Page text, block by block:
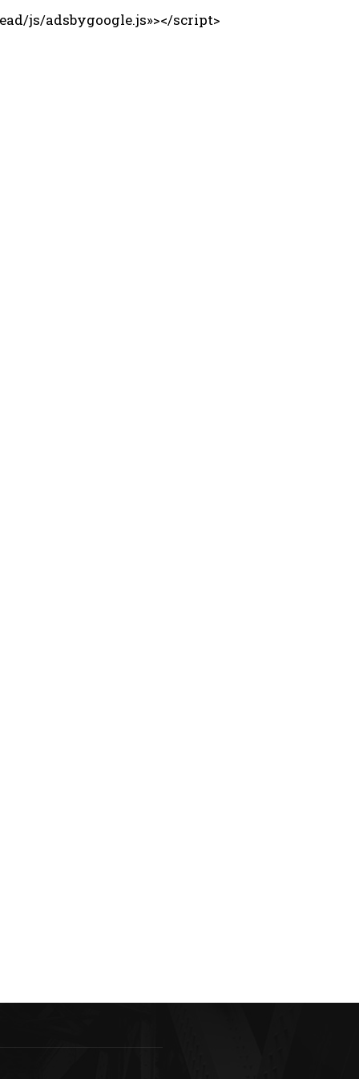
js/adsbygoogle.js»></script>